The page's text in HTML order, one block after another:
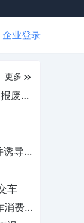
企业登录
更多
废，
诱导
车
消费